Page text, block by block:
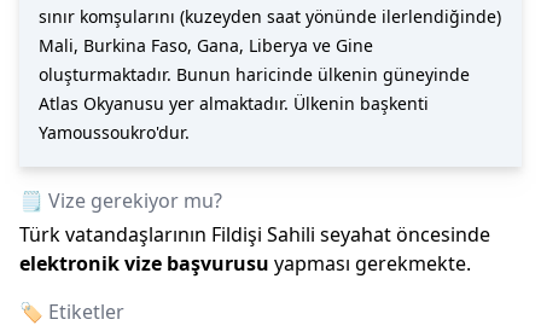
sınır komşularını (kuzeyden saat yönünde ilerlendiğinde)
Mali, Burkina Faso, Gana, Liberya ve Gine
oluşturmaktadır. Bunun haricinde ülkenin güneyinde
Atlas Okyanusu yer almaktadır. Ülkenin başkenti
Yamoussoukro'dur.
🗒️ Vize gerekiyor mu?
Türk vatandaşlarının Fildişi Sahili seyahat öncesinde
elektronik vize başvurusu yapması gerekmekte.
🏷️ Etiketler